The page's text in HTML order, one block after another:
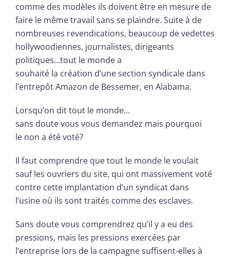
comme des modèles ils doivent être en mesure de
faire le même travail sans se plaindre. Suite à de
nombreuses revendications, beaucoup de vedettes
hollywoodiennes, journalistes, dirigeants
politiques…tout le monde a
souhaité la création d’une section syndicale dans
l’entrepôt Amazon de Bessemer, en Alabama.
Lorsqu’on dit tout le monde…
sans doute vous vous demandez mais pourquoi
le non a été voté?
Il faut comprendre que tout le monde le voulait
sauf les ouvriers du site, qui ont massivement voté
contre cette implantation d’un syndicat dans
l’usine où ils sont traités comme des esclaves.
Sans doute vous comprendrez qu’il y a eu des
pressions, mais les pressions exercées par
l’entreprise lors de la campagne suffisent-elles à